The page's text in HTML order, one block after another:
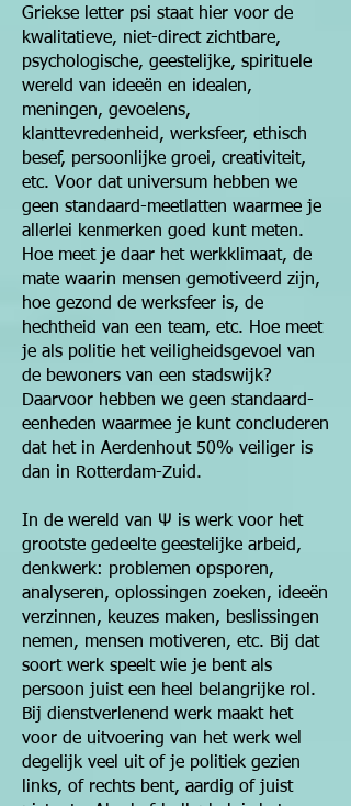
Griekse letter psi staat hier voor de
kwalitatieve, niet-direct zichtbare,
psychologische, geestelijke, spirituele
wereld van ideeën en idealen,
meningen, gevoelens,
klanttevredenheid, werksfeer, ethisch
besef, persoonlijke groei, creativiteit,
etc. Voor dat universum hebben we
geen standaard-meetlatten waarmee je
allerlei kenmerken goed kunt meten.
Hoe meet je daar het werkklimaat, de
mate waarin mensen gemotiveerd zijn,
hoe gezond de werksfeer is, de
hechtheid van een team, etc. Hoe meet
je als politie het veiligheidsgevoel van
de bewoners van een stadswijk?
Daarvoor hebben we geen standaard-
eenheden waarmee je kunt concluderen
dat het in Aerdenhout 50% veiliger is
dan in Rotterdam-Zuid.
In de wereld van Ψ is werk voor het
grootste gedeelte geestelijke arbeid,
denkwerk: problemen opsporen,
analyseren, oplossingen zoeken, ideeën
verzinnen, keuzes maken, beslissingen
nemen, mensen motiveren, etc. Bij dat
soort werk speelt wie je bent als
persoon juist een heel belangrijke rol.
Bij dienstverlenend werk maakt het
voor de uitvoering van het werk wel
degelijk veel uit of je politiek gezien
links, of rechts bent, aardig of juist